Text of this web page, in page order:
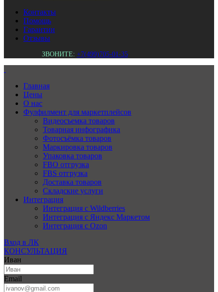
Контакты
Помощь
Гарантии
Отзывы
ЗВОНИТЕ: +7(499)705-01-35
Главная
Цены
О нас
Фулфилмент для маркетплейсов
Видеосъемка товаров
Товарная инфографика
Фотосъёмка товаров
Маркировка товаров
Упаковка товаров
FBO отгрузка
FBS отгрузка
Доставка товаров
Складские услуги
Интеграция
Интеграция с Wildberries
Интеграция с Яндекс Маркетом
Интеграция с Ozon
Вход в ЛК
КОНСУЛЬТАЦИЯ
Иван
Email